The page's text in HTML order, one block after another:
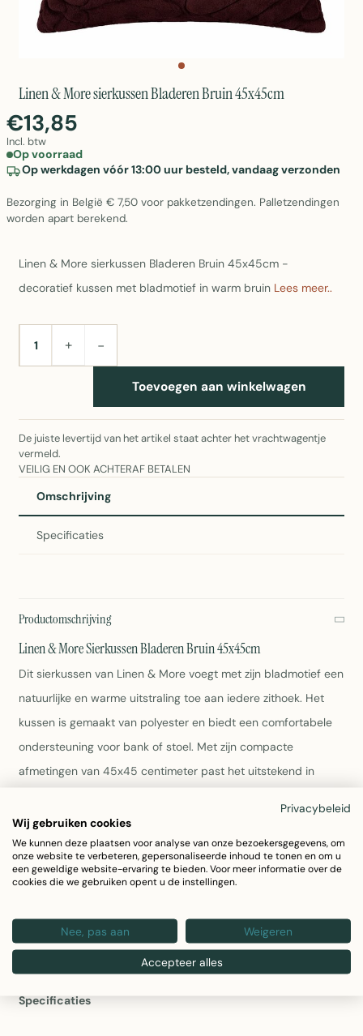
Linen & More sierkussen Bladeren Bruin 45x45cm
€13,85
Incl. btw
Op voorraad
Op werkdagen vóór 13:00 uur besteld, vandaag verzonden
Bezorging in België € 7,50 voor pakketzendingen. Palletzendingen
worden apart berekend.
Linen & More sierkussen Bladeren Bruin 45x45cm -
decoratief kussen met bladmotief in warm bruin Lees meer..
AANTAL+ −
Toevoegen aan winkelwagen
De juiste levertijd van het artikel staat achter het vrachtwagentje
vermeld.
VEILIG EN OOK ACHTERAF BETALEN
Omschrijving
Specificaties
Productomschrijving
Linen & More Sierkussen Bladeren Bruin 45x45cm
Dit sierkussen van Linen & More voegt met zijn bladmotief een
natuurlijke en warme uitstraling toe aan iedere zithoek. Het
kussen is gemaakt van polyester en biedt een comfortabele
ondersteuning voor bank of stoel. Met zijn compacte
afmetingen van 45x45 centimeter past het uitstekend in
Bladmotief in warm bruin:
Een natuurgeïnspireerd
design dat een rustgevende sfeer creëert
Afmetingen:45x45 centimeter, ideaal formaat voor
zitmeubilair
onderhoudsvriendelijk
Wasvoorschriften:Volg de instructies op het label
voor het beste onderhoud
Specificaties
Privacybeleid
Wij gebruiken cookies
We kunnen deze plaatsen voor analyse van onze bezoekersgegevens, om
onze website te verbeteren, gepersonaliseerde inhoud te tonen en om u
een geweldige website-ervaring te bieden. Voor meer informatie over de
cookies die we gebruiken opent u de instellingen.
Nee, pas aan Weigeren
Accepteer alles